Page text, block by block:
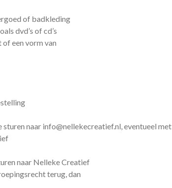
of badkleding
dvd’s of cd’s
een vorm van
naar info@nellekecreatief.nl, eventueel met
naar Nelleke Creatief
terug, dan